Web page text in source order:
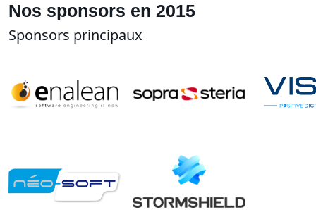
Nos sponsors en 2015
Sponsors principaux